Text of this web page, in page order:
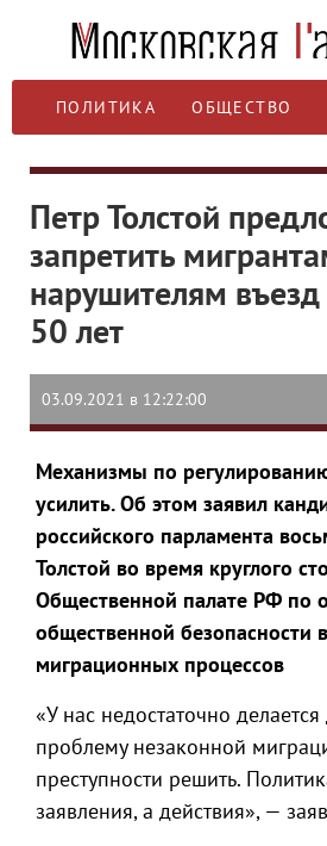
ПОЛИТИКА ОБЩЕСТВО
Петр Толстой
запретить
нарушителям
50 лет
03.09.2021 в 12:22:00
Механизмы по
усилить. Об этом заявил
российского парламента
Толстой во время круглого
Общественной палате РФ по
общественной безопасности
миграционных процессов
«У нас недостаточно
проблему незаконной
преступности решить.
заявления, а действия», —